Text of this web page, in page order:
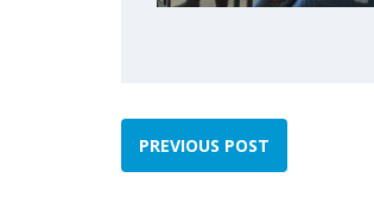
PREVIOUS POST